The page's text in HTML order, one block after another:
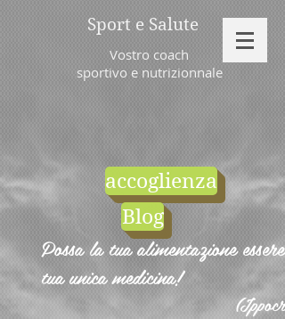
Sport e Salute
Vostro coach
sportivo e nutrizionnale
accoglienza
Blog
Possa la tua alimentazione essere
tua unica medicina!